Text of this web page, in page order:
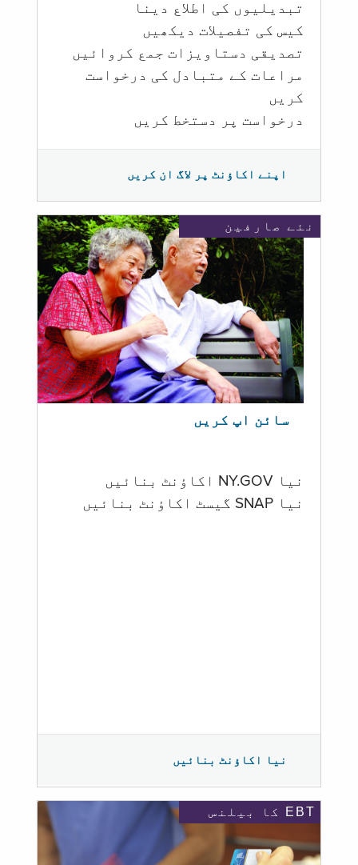
تبدیلیوں کی اطلاع دینا
کیس کی تفصیلات دیکھیں
تصدیقی دستاویزات جمع کروائیں
مراعات کے متبادل کی درخواست
کریں
درخواست پر دستخط کریں
اپنے اکاؤنٹ پر لاگ ان کریں
نئے صارفین
سائن اپ کریں
نیا NY.GOV اکاؤنٹ بنائیں
نیا SNAP گیسٹ اکاؤنٹ بنائیں
نیا اکاؤنٹ بنائیں
EBT کا بیلنس